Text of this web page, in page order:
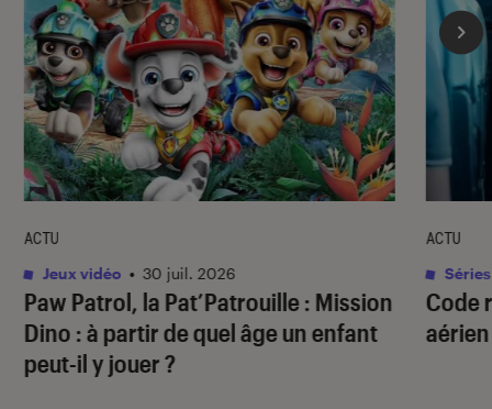
Paw Patrol, la Pat’Patrouille : Mission
Dino : à partir de quel âge un enfant
peut-il y jouer ?
ACTU
Jeux vidéo • 30 juil. 2026
Code
ACTU
Séries